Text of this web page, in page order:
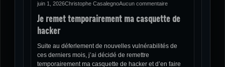
juin 1, 2026Christophe CasalegnoAucun commentaire
Je remet temporairement ma casquette de
hacker
Suite au déferlement de nouvelles vulnérabilités de
ces derniers mois, j’ai décidé de remettre
temporairement ma casquette de hacker et d’en faire